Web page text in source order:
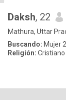
Daksh, 22
Mathura, Uttar
Buscando: Mujer
Religión: Cristiano